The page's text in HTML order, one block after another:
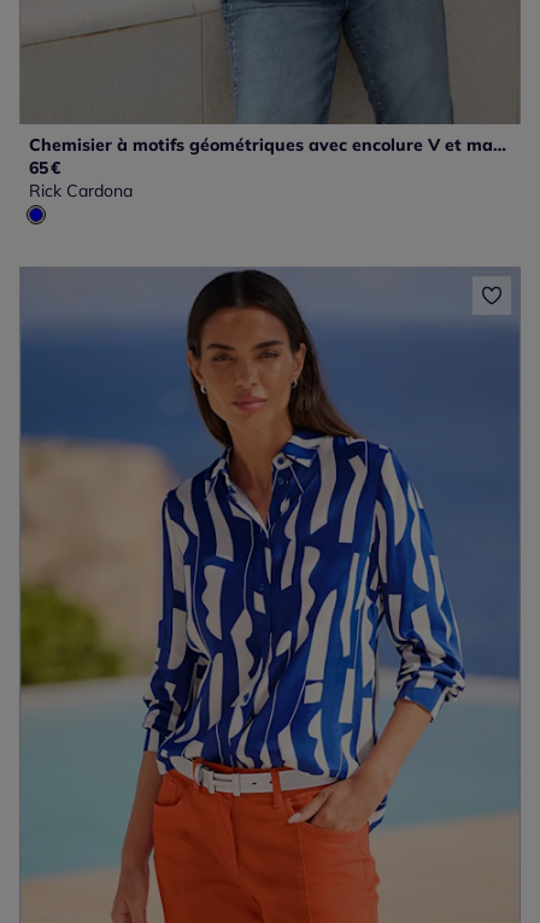
Chemisier à motifs géométriques avec encolure V et manches longues
65€
Rick Cardona